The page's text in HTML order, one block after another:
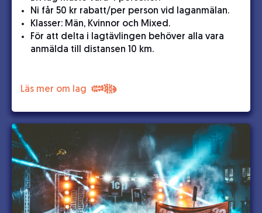
Ni får 50 kr rabatt/per person vid laganmälan.
Klasser: Män, Kvinnor och Mixed.
För att delta i lagtävlingen behöver alla vara
anmälda till distansen 10 km.
Läs mer om lag